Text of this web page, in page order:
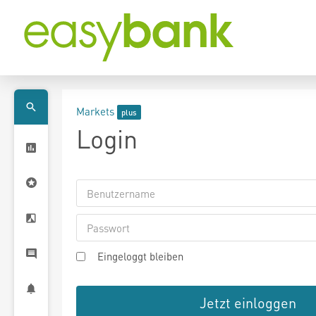
Markets
Login
Eingeloggt bleiben
Jetzt einloggen